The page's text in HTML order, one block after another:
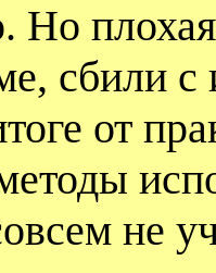
Но
сбили
от
не